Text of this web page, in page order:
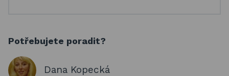
Potřebujete poradit?
Dana Kopecká